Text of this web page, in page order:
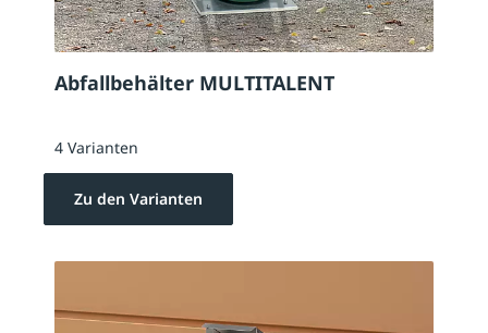
Abfallbehälter MULTITALENT
4 Varianten
Zu den Varianten